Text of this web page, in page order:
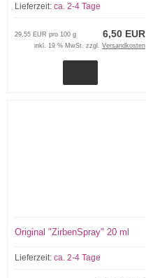
Lieferzeit: ca. 2-4 Tage
6,50 EUR
29,55 EUR pro 100 g
inkl. 19 % MwSt. zzgl. Versandkosten
Original "ZirbenSpray" 20 ml
Lieferzeit: ca. 2-4 Tage